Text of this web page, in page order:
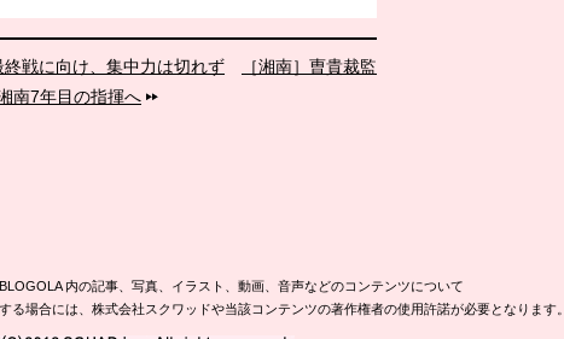
戦に向け、集中力は切れず
［湘南］曺貴裁監
南7年目の指揮へ
内の記事、写真、イラスト、動画、音声などのコンテンツについて
場合には、株式会社スクワッドや当該コンテンツの著作権者の使用許諾が必要となります。